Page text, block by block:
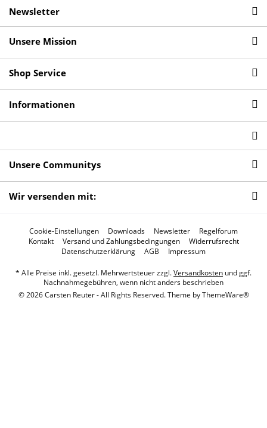
Newsletter
Unsere Mission
Shop Service
Informationen
Unsere Communitys
Wir versenden mit:
Cookie-Einstellungen Downloads Newsletter
Regelforum
Kontakt
Versand und Zahlungsbedingungen
Widerrufsrecht
Datenschutzerklärung
AGB Impressum
* Alle Preise inkl. gesetzl. Mehrwertsteuer zzgl.Versandkosten und ggf.
Nachnahmegebühren, wenn nicht anders beschrieben
© 2026 Carsten Reuter - All Rights Reserved. Theme byThemeWare®